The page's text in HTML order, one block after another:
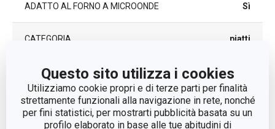
Questo sito utilizza i cookies
Utilizziamo cookie propri e di terze parti per finalità
strettamente funzionali alla navigazione in rete, nonché
per fini statistici, per mostrarti pubblicità basata su un
profilo elaborato in base alle tue abitudini di
ADATTO AL FORNO A MICROONDE Sì
CATEGORIA piatti
LINEA DI PRODOTTO PROVENCE
MATERIALE porcellana